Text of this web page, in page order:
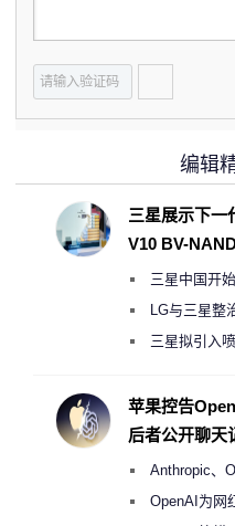
编辑
三星展示下一
V10 BV-
三星中国开
月销售额不达
LG与三星整
偷偷共享带宽的
三星拟引入
度
苹果控告
后者公开聊天
Anthropic、
《人工智能法
OpenAI为网